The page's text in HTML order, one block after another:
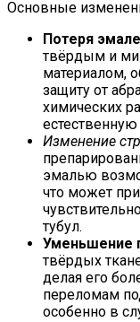
Основные
Потеря
твёрдым и
материалом,
защиту от
химических
естественную
Изменение
эмалью
что может
тубул.
Уменьшение
твёрдых
делая его
переломам
особенно в